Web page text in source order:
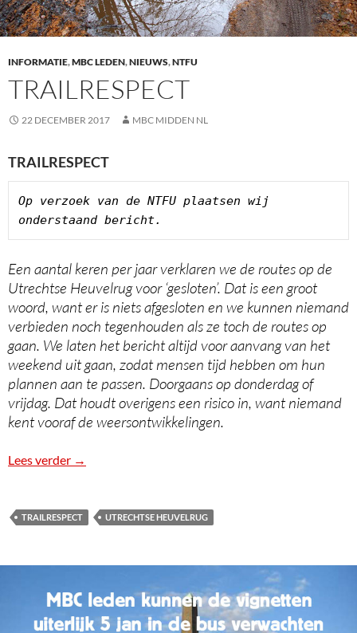
INFORMATIE,MBC LEDEN,NIEUWS,NTFU
TRAILRESPECT
22 DECEMBER 2017 MBC MIDDEN NL
TRAILRESPECT
Op verzoek van de NTFU plaatsen wij
onderstaand bericht.
Een aantal keren per jaar verklaren we de routes op de
Utrechtse Heuvelrug voor ‘gesloten’. Dat is een groot
woord, want er is niets afgesloten en we kunnen niemand
verbieden noch tegenhouden als ze toch de routes op
gaan. We laten het bericht altijd voor aanvang van het
weekend uit gaan, zodat mensen tijd hebben om hun
plannen aan te passen. Doorgaans op donderdag of
vrijdag. Dat houdt overigens een risico in, want niemand
kent vooraf de weersontwikkelingen.
Lees verder Trailrespect
→
TRAILRESPECT UTRECHTSE HEUVELRUG